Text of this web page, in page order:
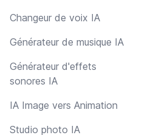
Changeur de voix IA
Générateur de musique IA
Générateur d'effets
sonores IA
IA Image vers Animation
Studio photo IA